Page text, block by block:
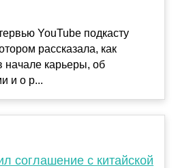
YouTube подкасту
рассказала, как
начале карьеры, об
и о р...
соглашение с китайской